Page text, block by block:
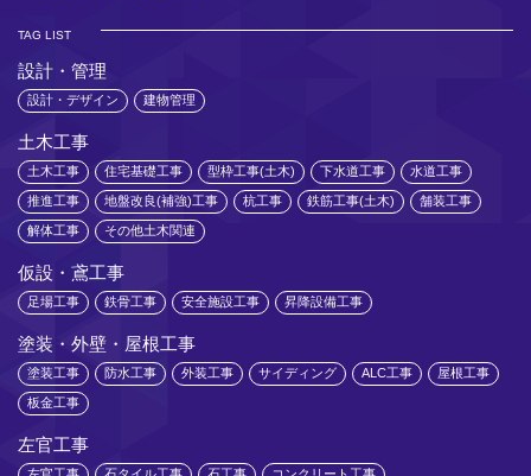
TAG LIST
設計・管理
設計・デザイン 建物管理
土木工事
土木工事 住宅基礎工事 型枠工事(土木) 下水道工事 水道工事
推進工事 地盤改良(補強)工事 杭工事 鉄筋工事(土木) 舗装工事
解体工事 その他土木関連
仮設・鳶工事
足場工事 鉄骨工事 安全施設工事 昇降設備工事
塗装・外壁・屋根工事
塗装工事 防水工事 外装工事 サイディング ALC工事 屋根工事
板金工事
左官工事